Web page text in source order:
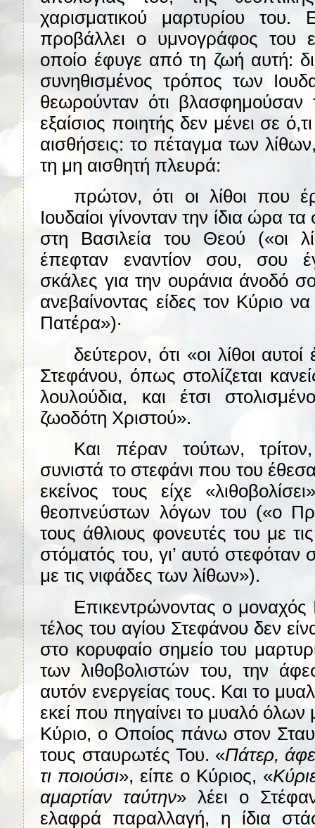
χαρισματικού μαρτυρίου του.
προβάλλει ο υμνογράφος του
οποίο έφυγε από τη ζωή αυτή:
συνηθισμένος τρόπος των
θεωρούνταν ότι
εξαίσιος ποιητής δεν μένει σε
αισθήσεις: το πέταγμα των
τη μη αισθητή πλευρά:
πρώτον, ότι οι λίθοι που
Ιουδαίοι γίνονταν την ίδια ώρα
στη Βασιλεία του Θεού («οι
έπεφταν εναντίον σου, σου
σκάλες για την ουράνια άνοδό
ανεβαίνοντας είδες τον Κύριο
Πατέρα»)∙
δεύτερον, ότι «οι λίθοι
Στεφάνου, όπως στολίζεται
λουλούδια, και έτσι
ζωοδότη Χριστού».
Και πέραν τούτων,
συνιστά το στεφάνι που του
εκείνος τους είχε
θεοπνεύστων λόγων του («ο
τους άθλιους φονευτές του με
στόματός του, γι’ αυτό στεφόταν
με τις νιφάδες των λίθων»).
Επικεντρώνοντας ο μοναχός
τέλος του αγίου Στεφάνου δεν
στο κορυφαίο σημείο του
των λιθοβολιστών του, την
αυτόν ενεργείας τους. Και το
εκεί που πηγαίνει το μυαλό
Κύριο, ο Οποίος πάνω στον
τους σταυρωτές Του. «Πάτερ,
τι ποιούσι», είπε ο Κύριος, «
αμαρτίαν ταύτην» λέει ο
ελαφρά παραλλαγή, η ίδια